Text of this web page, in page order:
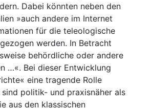
Dabei könnten neben den
»auch andere im Internet
für die teleologische
werden. In Betracht
behördliche oder andere
…«. Bei dieser Entwicklung
eine tragende Rolle
sind politik- und praxisnäher als
aus den klassischen